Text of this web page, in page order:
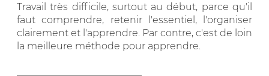
Travail très difficile, surtout au début, parce qu'il
faut comprendre, retenir l'essentiel, l'organiser
clairement et l'apprendre. Par contre, c'est de loin
la meilleure méthode pour apprendre.